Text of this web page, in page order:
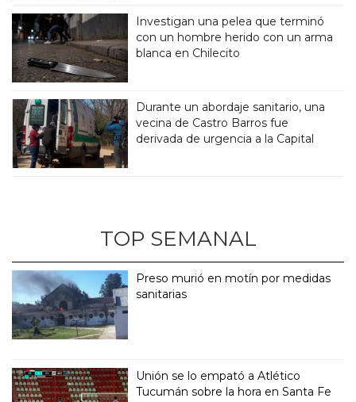
Investigan una pelea que terminó
con un hombre herido con un arma
blanca en Chilecito
Durante un abordaje sanitario, una
vecina de Castro Barros fue
derivada de urgencia a la Capital
TOP SEMANAL
Preso murió en motín por medidas
sanitarias
Unión se lo empató a Atlético
Tucumán sobre la hora en Santa Fe